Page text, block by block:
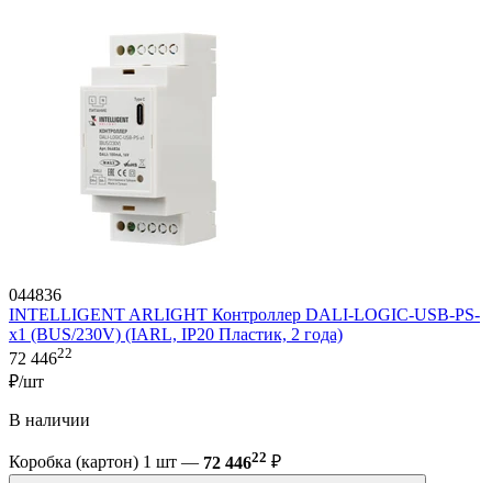
044836
INTELLIGENT ARLIGHT Контроллер DALI-LOGIC-USB-PS-
x1 (BUS/230V) (IARL, IP20 Пластик, 2 года)
72 44622
₽/шт
В наличии
Коробка (картон) 1 шт — 72 44622 ₽